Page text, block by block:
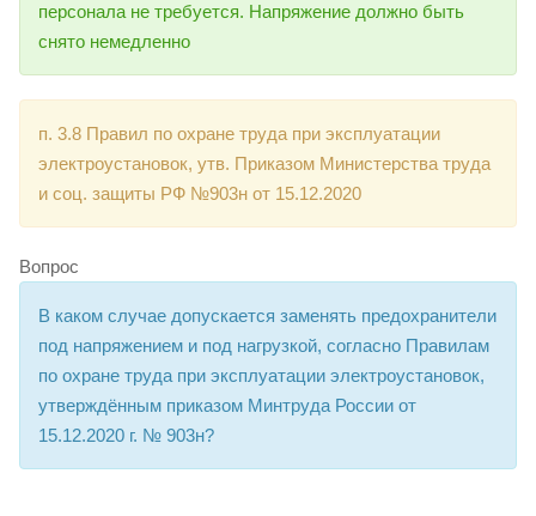
персонала не требуется. Напряжение должно быть
снято немедленно
п. 3.8 Правил по охране труда при эксплуатации
электроустановок, утв. Приказом Министерства труда
и соц. защиты РФ №903н от 15.12.2020
Вопрос
В каком случае допускается заменять предохранители
под напряжением и под нагрузкой, согласно Правилам
по охране труда при эксплуатации электроустановок,
утверждённым приказом Минтруда России от
15.12.2020 г. № 903н?